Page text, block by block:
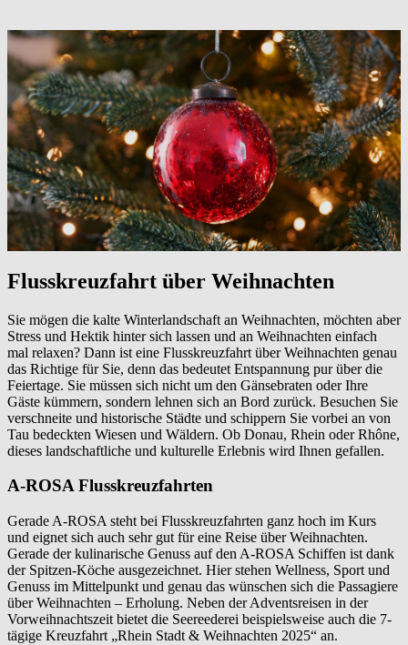
Flusskreuzfahrt über Weihnachten
Sie mögen die kalte Winterlandschaft an Weihnachten, möchten aber
Stress und Hektik hinter sich lassen und an Weihnachten einfach
mal relaxen? Dann ist eine Flusskreuzfahrt über Weihnachten genau
das Richtige für Sie, denn das bedeutet Entspannung pur über die
Feiertage. Sie müssen sich nicht um den Gänsebraten oder Ihre
Gäste kümmern, sondern lehnen sich an Bord zurück. Besuchen Sie
verschneite und historische Städte und schippern Sie vorbei an von
Tau bedeckten Wiesen und Wäldern. Ob Donau, Rhein oder Rhône,
dieses landschaftliche und kulturelle Erlebnis wird Ihnen gefallen.
A-ROSA Flusskreuzfahrten
Gerade A-ROSA steht bei Flusskreuzfahrten ganz hoch im Kurs
und eignet sich auch sehr gut für eine Reise über Weihnachten.
Gerade der kulinarische Genuss auf den A-ROSA Schiffen ist dank
der Spitzen-Köche ausgezeichnet. Hier stehen Wellness, Sport und
Genuss im Mittelpunkt und genau das wünschen sich die Passagiere
über Weihnachten – Erholung. Neben der Adventsreisen in der
Vorweihnachtszeit bietet die Seereederei beispielsweise auch die 7-
tägige Kreuzfahrt „Rhein Stadt & Weihnachten 2025“ an.